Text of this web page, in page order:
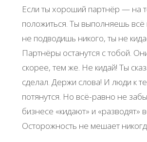
Если ты хороший партнёр — на
положиться. Ты выполняешь
не подводишь никого, ты не
Партнёры останутся с тобой.
скорее, тем же. Не кидай! Ты
сделал. Держи слова! И люди к
потянутся. Но всё-равно не
бизнесе «кидают» и «разводят»
Осторожность не мешает